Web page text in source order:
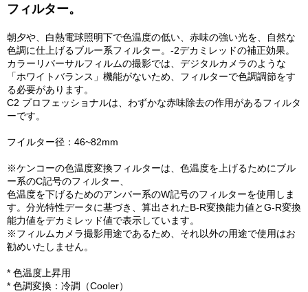
フィルター。
朝夕や、白熱電球照明下で色温度の低い、赤味の強い光を、自然な
色調に仕上げるブルー系フィルター。-2デカミレッドの補正効果。
カラーリバーサルフィルムの撮影では、デジタルカメラのような
「ホワイトバランス」機能がないため、フィルターで色調調節をす
る必要があります。
C2 プロフェッショナルは、わずかな赤味除去の作用があるフィルタ
ーです。
フイルター径：46~82mm
※ケンコーの色温度変換フィルターは、色温度を上げるためにブル
ー系のC記号のフィルター、
色温度を下げるためのアンバー系のW記号のフィルターを使用しま
す。分光特性データに基づき、算出されたB-R変換能力値とG-R変換
能力値をデカミレッド値で表示しています。
※フィルムカメラ撮影用途であるため、それ以外の用途で使用はお
勧めいたしません。
* 色温度上昇用
* 色調変換：冷調（Cooler）